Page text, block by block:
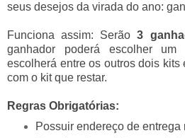
seus desejos da virada do ano:
Funciona assim: Serão 3
ganhador poderá escolher um
escolherá entre os outros dois kits
com o kit que restar.
Regras Obrigatórias:
Possuir endereço de entrega